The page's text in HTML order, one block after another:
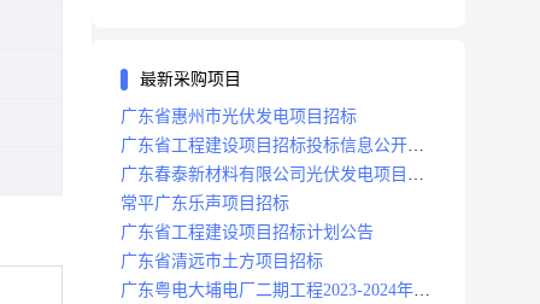
最新采购项目
广东省惠州市光伏发电项目招标
广东省工程建设项目招标投标信息公开目
录
广东春泰新材料有限公司光伏发电项目招
标
常平广东乐声项目招标
广东省工程建设项目招标计划公告
广东省清远市土方项目招标
广东粤电大埔电厂二期工程2023-2024年度